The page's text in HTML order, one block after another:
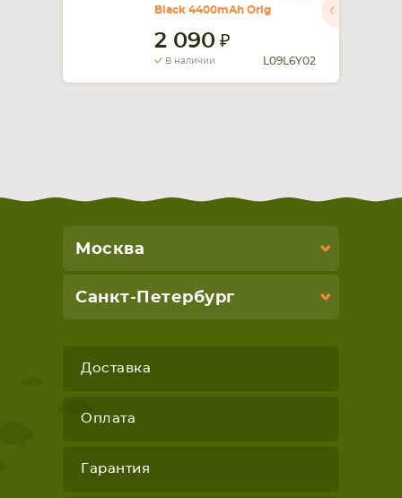
Black 4400mAh Orig
2 090
В наличии L09L6Y02
Москва
Санкт-Петербург
Доставка
Оплата
Гарантия